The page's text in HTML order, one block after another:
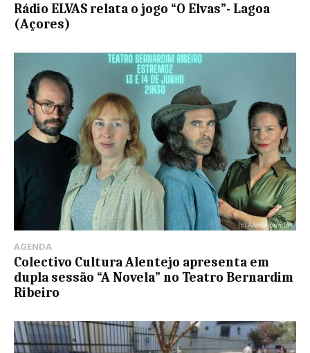
Rádio ELVAS relata o jogo “O Elvas”- Lagoa
(Açores)
AGENDA
Colectivo Cultura Alentejo apresenta em
dupla sessão “A Novela” no Teatro Bernardim
Ribeiro